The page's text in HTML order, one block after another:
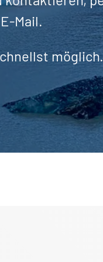
Mail.
möglich.